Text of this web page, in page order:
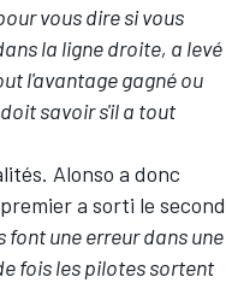
vous dire si vous
la ligne droite, a levé
l'avantage gagné ou
savoir s'il a tout
Alonso a donc
a sorti le second
font une erreur dans une
fois les pilotes sortent